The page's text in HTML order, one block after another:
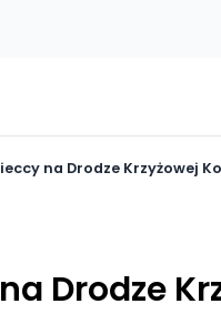
na Drodze Krzyżowej
Drodze